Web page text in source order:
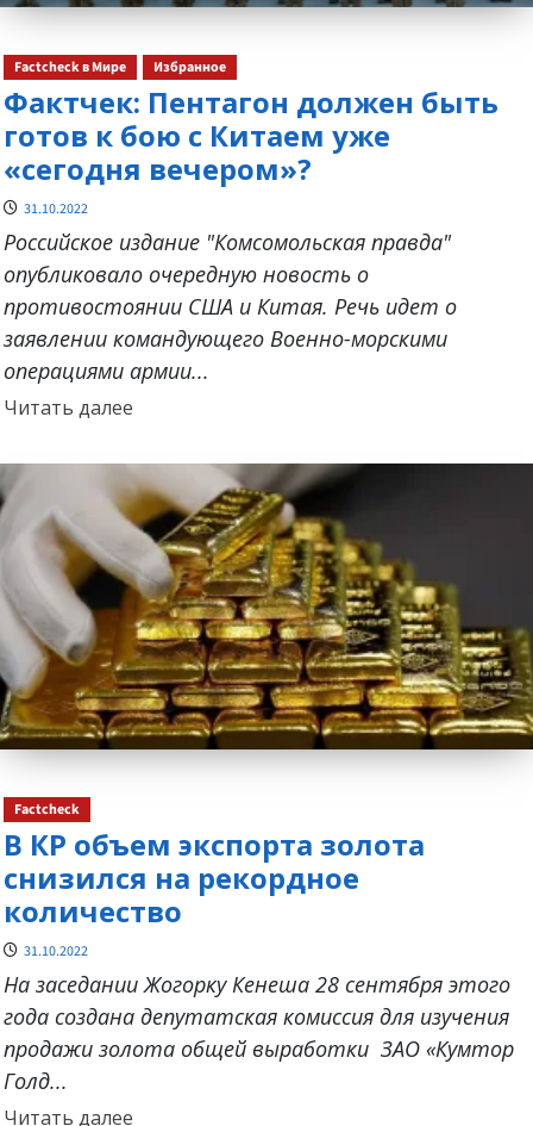
Factcheck в Мире Избранное
Фактчек: Пентагон должен быть
готов к бою с Китаем уже
«сегодня вечером»?
31.10.2022
Российское издание "Комсомольская правда"
опубликовало очередную новость о
противостоянии США и Китая. Речь идет о
заявлении командующего Военно-морскими
операциями армии...
Читать далееПрочитать
о
Factcheck
В КР объем экспорта золота
снизился на рекордное
количество
31.10.2022
На заседании Жогорку Кенеша 28 сентября этого
года создана депутатская комиссия для изучения
продажи золота общей выработки ЗАО «Кумтор
Голд...
Читать далееПрочитать